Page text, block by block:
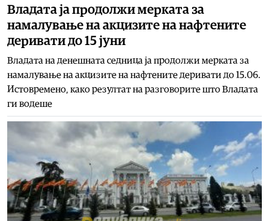
Владата ја продолжи мерката за
намалување на акцизите на нафтените
деривати до 15 јуни
Владата на денешната седница ја продолжи мерката за
намалување на акцизите на нафтените деривати до 15.06.
Истовремено, како резултат на разговорите што Владата
ги водеше